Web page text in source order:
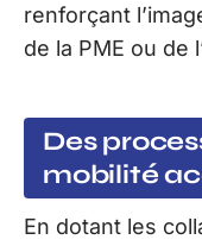
renforçant
de la PME ou de
Des
mobilité
En dotant les